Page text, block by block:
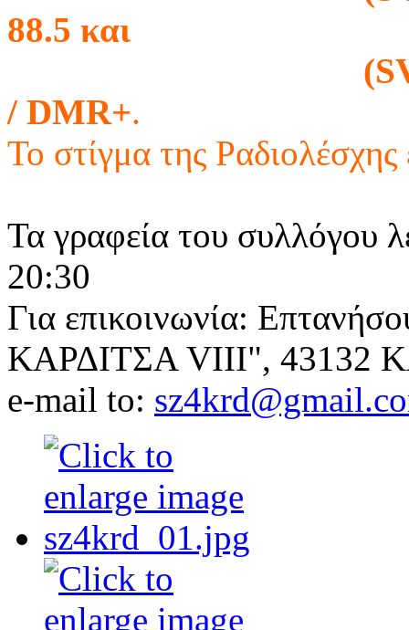
88.5 και
(SV4R RU96B
/ DMR+.
Το στίγμα της Ραδιολέσχης
Τα γραφεία του συλλόγου
20:30
Για επικοινωνία:
ΚΑΡΔΙΤΣΑ VIII", 43132
e-mail to: